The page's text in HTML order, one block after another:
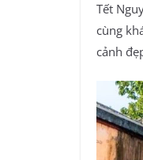
Tết
cùng
cảnh